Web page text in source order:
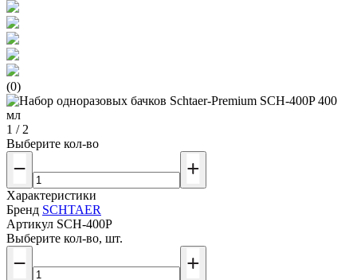
(0)
1 / 2
Выберите кол-во
Характеристики
Бренд SCHTAER
Артикул SCH-400P
Выберите кол-во, шт.